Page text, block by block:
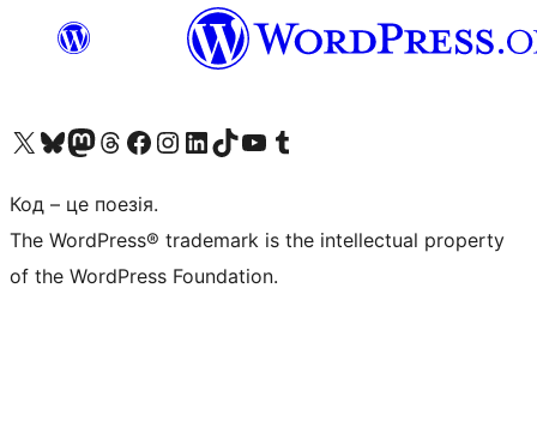
Visit our X (formerly Twitter) account
Visit our Bluesky account
Завітайте до нашої стрічки в Mastodon
Visit our Threads account
Завітайте на нашу сторінку в Facebook
Visit our Instagram account
Visit our LinkedIn account
Visit our TikTok account
Visit our YouTube channel
Visit our Tumblr account
Код – це поезія.
The WordPress® trademark is the intellectual property
of the WordPress Foundation.